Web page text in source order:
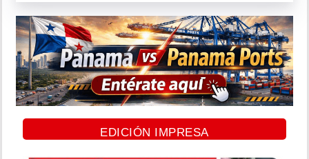
EDICIÓN IMPRESA